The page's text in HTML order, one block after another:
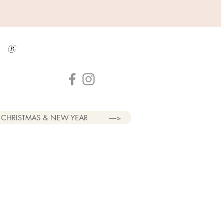
®
CHRISTMAS & NEW YEAR ----->